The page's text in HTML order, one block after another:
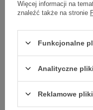
Więcej informacji
Smile - dostawy ze sklepów
SZCZEGÓŁOWE
Więcej informacji na
znaleźć także na stronie
Funkcjonalne
Analityczne
Reklamowe